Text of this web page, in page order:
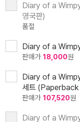
Diary of a
영국판)
품절
Diary of a
판매가 18,000원
Diary of a
세트 (Paperback
판매가 107,520원
Diary of a